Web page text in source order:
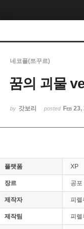
네코플(쯔꾸르)
꿈의 괴물
by 갓보리 posted Feb
플랫폼 XP
장르 공포
제작자 피렐
제작팀 피렐